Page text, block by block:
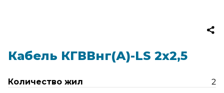
Кабель КГВВнг(А)-LS 2х2,5
Количество жил
2